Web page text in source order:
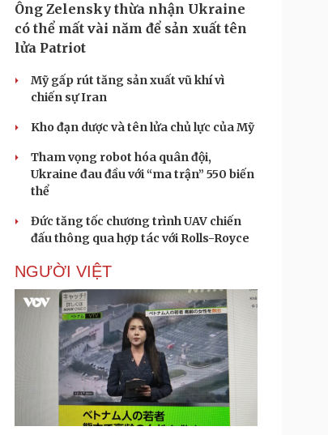
Podcast
Cửa sổ tình yêu
Kể chuyện cho bé
Ông Zelensky thừa nhận Ukraine
có thể mất vài năm để sản xuất tên
lửa Patriot
Mỹ gấp rút tăng sản xuất vũ khí vì
chiến sự Iran
Kho đạn dược và tên lửa chủ lực của Mỹ
Tham vọng robot hóa quân đội,
Ukraine đau đầu với “ma trận” 550 biến
thể
Đức tăng tốc chương trình UAV chiến
đấu thông qua hợp tác với Rolls-Royce
NGƯỜI VIỆT